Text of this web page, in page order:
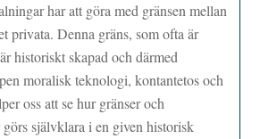
har att göra med gränsen mellan
privata. Denna gräns, som ofta är
historiskt skapad och därmed
moralisk teknologi, kontantetos och
oss att se hur gränser och
självklara i en given historisk